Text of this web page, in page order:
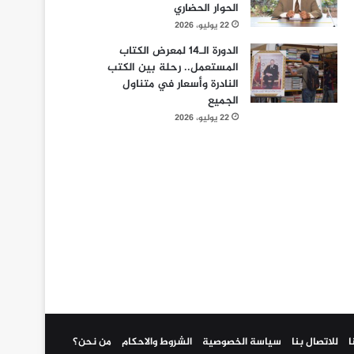
الحوار الحضاري
22 يوليو، 2026
الدورة الـ14 لمعرض الكتاب
المستعمل.. رحلة بين الكتب
النادرة وأسعار في متناول
الجميع
22 يوليو، 2026
للاتصال بنا سياسة الخصوصية الشروط والاحكام من نحن؟